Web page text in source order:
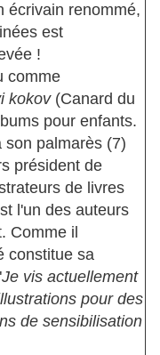
écrivain renommé,
est
!
comme
kokov(Canard du
pour enfants.
palmarès (7)
président de
de livres
l'un des auteurs
Comme il
constitue sa
Je vis actuellement
pour des
de sensibilisation